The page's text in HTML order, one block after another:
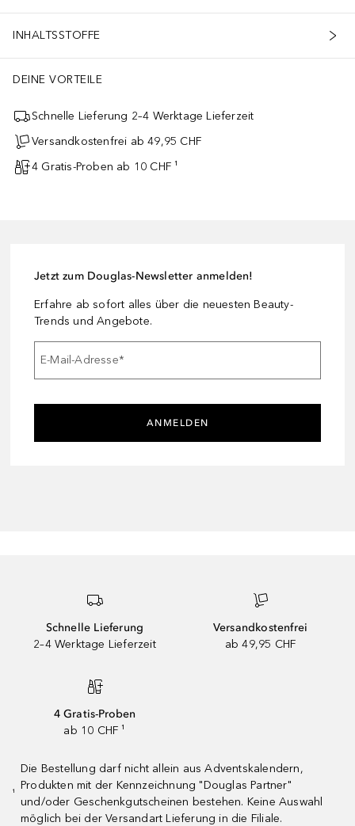
INHALTSSTOFFE
DEINE VORTEILE
Schnelle Lieferung 2–4 Werktage Lieferzeit
Versandkostenfrei ab 49,95 CHF
4 Gratis-Proben ab 10 CHF ¹
Jetzt zum Douglas-Newsletter anmelden!
Erfahre ab sofort alles über die neuesten Beauty-
Trends und Angebote.
E-Mail-Adresse*
ANMELDEN
Schnelle Lieferung
2–4 Werktage Lieferzeit
Versandkostenfrei
ab 49,95 CHF
4 Gratis-Proben
ab 10 CHF ¹
¹
Die Bestellung darf nicht allein aus Adventskalendern,
Produkten mit der Kennzeichnung "Douglas Partner"
und/oder Geschenkgutscheinen bestehen. Keine Auswahl
möglich bei der Versandart Lieferung in die Filiale.